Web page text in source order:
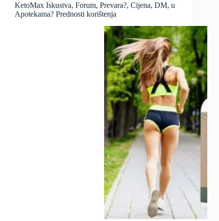
KetoMax Iskustva, Forum, Prevara?, Cijena, DM, u
Apotekama? Prednosti korištenja